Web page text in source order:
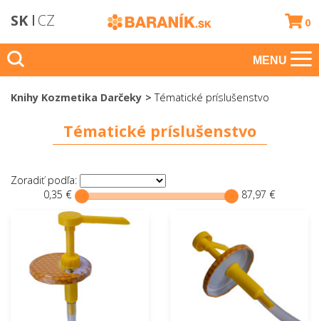
SK CZ 0
MENU
Knihy Kozmetika Darčeky Tématické príslušenstvo
Tématické príslušenstvo
Zoradiť podľa:
0,35 €
87,97 €